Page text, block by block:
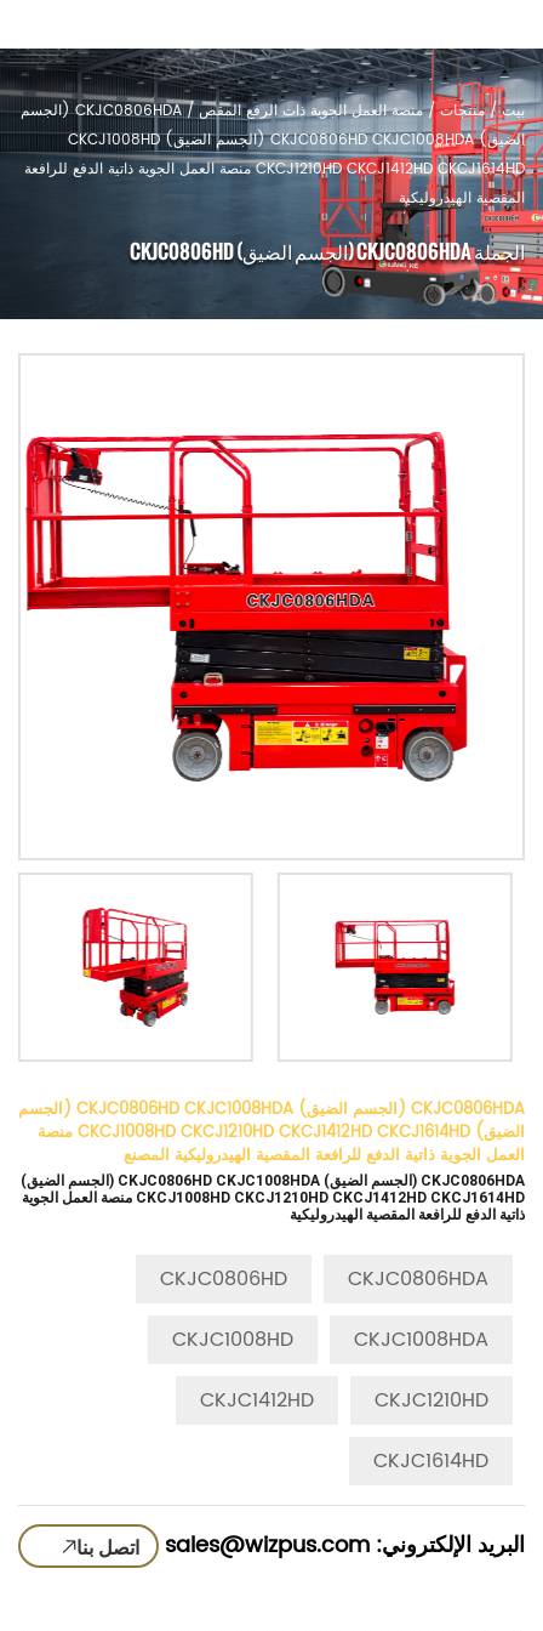
بيت/منتجات/منصة العمل الجوية ذات الرفع المقص/
CKJC0806HDA (الجسم
الضيق) CKJC0806HD CKJC1008HDA (الجسم الضيق) CKCJ1008HD
CKCJ1210HD CKCJ1412HD CKCJ1614HD منصة العمل الجوية ذاتية الدفع للرافعة
المقصية الهيدروليكية
الجملة CKJC0806HDA (الجسم الضيق) CKJC0806HD
CKCJ1412HD CKCJ1614HD منصة العمل الجوية ذاتية الدفع للرافعة
CKJC0806HDA (الجسم الضيق) CKJC0806HD CKJC1008HDA (الجسم
الضيق) CKCJ1008HD CKCJ1210HD CKCJ1412HD CKCJ1614HD منصة
العمل الجوية ذاتية الدفع للرافعة المقصية الهيدروليكية المصنع
CKJC0806HDA (الجسم الضيق) CKJC0806HD CKJC1008HDA (الجسم الضيق)
CKCJ1008HD CKCJ1210HD CKCJ1412HD CKCJ1614HD منصة العمل الجوية
ذاتية الدفع للرافعة المقصية الهيدروليكية
CKJC0806HDA
CKJC0806HD
CKJC1008HDA
CKJC1008HD
CKJC1210HD
CKJC1412HD
CKJC1614HD
البريد الإلكتروني: sales@wizpus.com اتصل بنا